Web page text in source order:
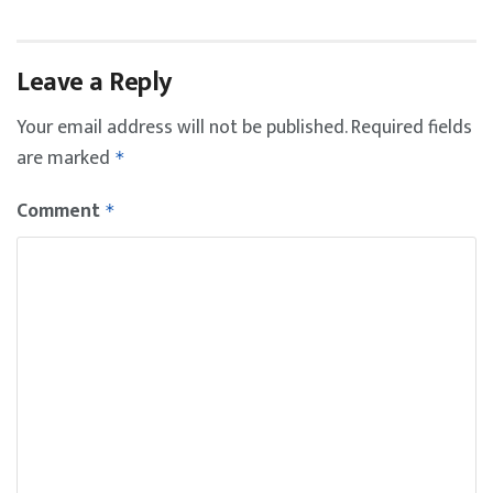
Leave a Reply
Your email address will not be published.Required fields
are marked *
Comment *